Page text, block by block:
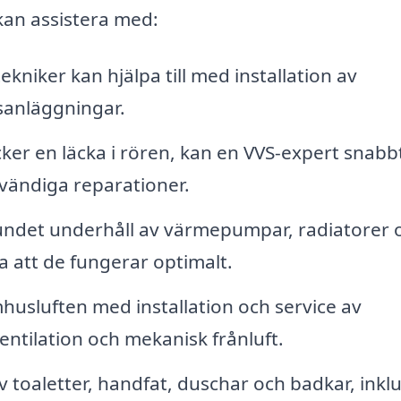
assistera med:
kan hjälpa till med installation av
en läcka i rören, kan en VVS-expert
reparationer.
underhåll av värmepumpar, radiatorer
att de fungerar optimalt.
med installation och service av
och mekanisk frånluft.
toaletter, handfat, duschar och badkar,